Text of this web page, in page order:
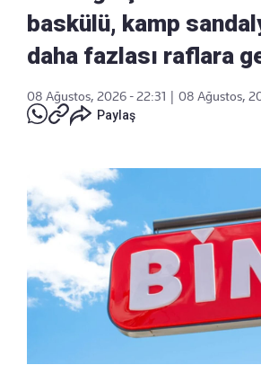
baskülü, kamp
daha fazlası raflara
08 Ağustos, 2026 - 22:31
08 Ağustos,
Paylaş